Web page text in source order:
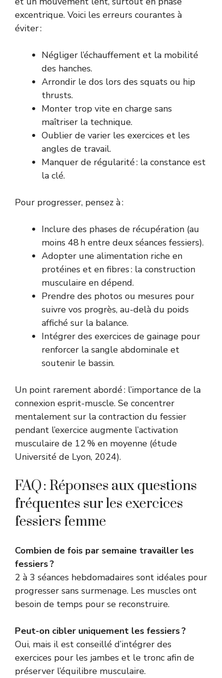
excentrique. Voici les erreurs courantes à
éviter :
Négliger l’échauffement et la mobilité
des hanches.
Arrondir le dos lors des squats ou hip
thrusts.
Monter trop vite en charge sans
maîtriser la technique.
Oublier de varier les exercices et les
angles de travail.
Manquer de régularité : la constance est
la clé.
Pour progresser, pensez à :
Inclure des phases de récupération (au
moins 48 h entre deux séances fessiers).
Adopter une alimentation riche en
protéines et en fibres : la construction
musculaire en dépend.
Prendre des photos ou mesures pour
suivre vos progrès, au-delà du poids
affiché sur la balance.
Intégrer des exercices de gainage pour
renforcer la sangle abdominale et
soutenir le bassin.
Un point rarement abordé : l’importance de la
connexion esprit-muscle. Se concentrer
mentalement sur la contraction du fessier
pendant l’exercice augmente l’activation
musculaire de 12 % en moyenne (étude
Université de Lyon, 2024).
FAQ : Réponses aux questions
fréquentes sur les exercices
fessiers femme
Combien de fois par semaine travailler les
fessiers ?
2 à 3 séances hebdomadaires sont idéales pour
progresser sans surmenage. Les muscles ont
besoin de temps pour se reconstruire.
Peut-on cibler uniquement les fessiers ?
Oui, mais il est conseillé d’intégrer des
exercices pour les jambes et le tronc afin de
préserver l’équilibre musculaire.